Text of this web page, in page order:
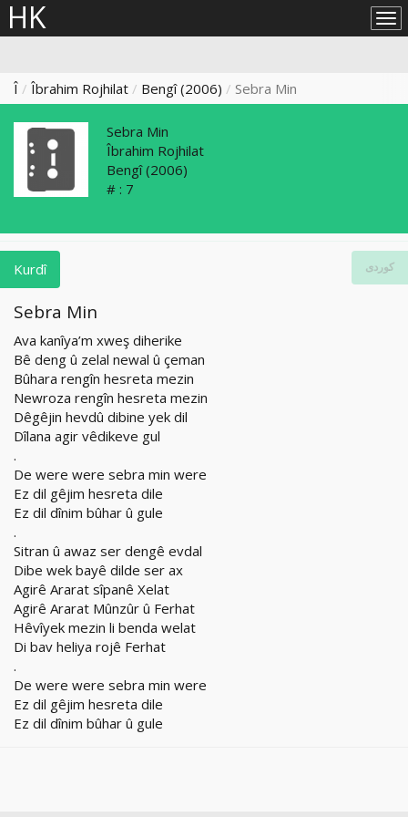
HK
Î Îbrahim Rojhilat Bengî (2006) Sebra Min
Sebra Min
Îbrahim Rojhilat
Bengî (2006)
# : 7
Kurdî کوردی
Sebra Min
Ava kanîya’m xweş diherike
Bê deng û zelal newal û çeman
Bûhara rengîn hesreta mezin
Newroza rengîn hesreta mezin
Dêgêjin hevdû dibine yek dil
Dîlana agir vêdikeve gul
.
De were were sebra min were
Ez dil gêjim hesreta dile
Ez dil dînim bûhar û gule
.
Sitran û awaz ser dengê evdal
Dibe wek bayê dilde ser ax
Agirê Ararat sîpanê Xelat
Agirê Ararat Mûnzûr û Ferhat
Hêvîyek mezin li benda welat
Di bav heliya rojê Ferhat
.
De were were sebra min were
Ez dil gêjim hesreta dile
Ez dil dînim bûhar û gule